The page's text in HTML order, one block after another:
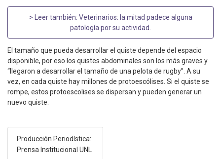
> Leer también: Veterinarios: la mitad padece alguna
patología por su actividad
El tamaño que pueda desarrollar el quiste depende del espacio
disponible, por eso los quistes abdominales son los más graves y
“llegaron a desarrollar el tamaño de una pelota de rugby”. A su
vez, en cada quiste hay millones de protoescólises. Si el quiste se
rompe, estos protoescolises se dispersan y pueden generar un
nuevo quiste.
Producción Periodística:
Prensa Institucional UNL